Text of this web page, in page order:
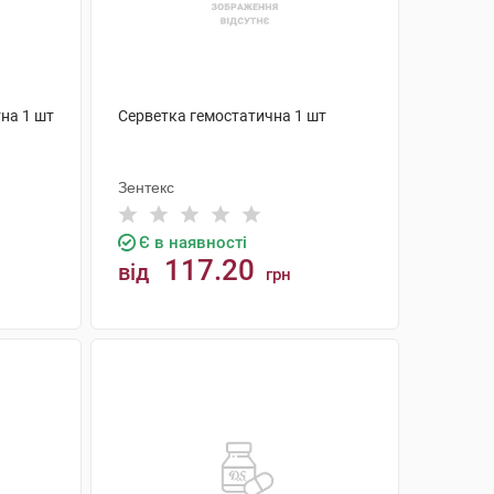
1 шт Серветка гемостатична 1 шт
Зентекс
Є в наявності
від 117.20 грн